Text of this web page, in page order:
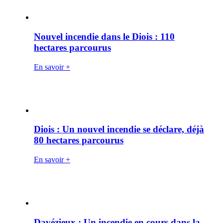
Nouvel incendie dans le Diois : 110
hectares parcourus
En savoir +
Diois : Un nouvel incendie se déclare, déjà
80 hectares parcourus
En savoir +